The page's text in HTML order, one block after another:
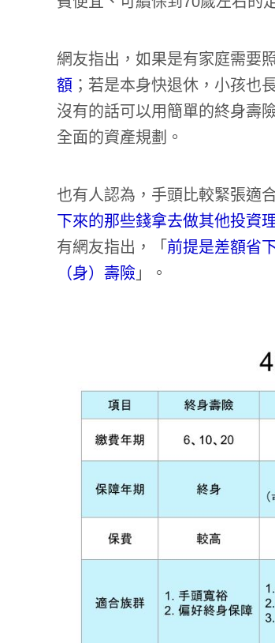
網友指出，如果是有家庭需要
額 ；若是本身快退休，小孩也
沒有的話可以用簡單的終身壽
全面的資產規劃。
也有人認為，手頭比較緊張適
下來的那些錢拿去做其他投資
有網友指出，「 前提是差額省
（身）壽險 」。